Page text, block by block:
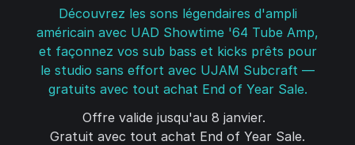
Découvrez les sons légendaires d'ampli
américain avec UAD Showtime '64 Tube Amp,
et façonnez vos sub bass et kicks prêts pour
le studio sans effort avec UJAM Subcraft —
gratuits avec tout achat End of Year Sale.
Offre valide jusqu'au 8 janvier.
Gratuit avec tout achat End of Year Sale.